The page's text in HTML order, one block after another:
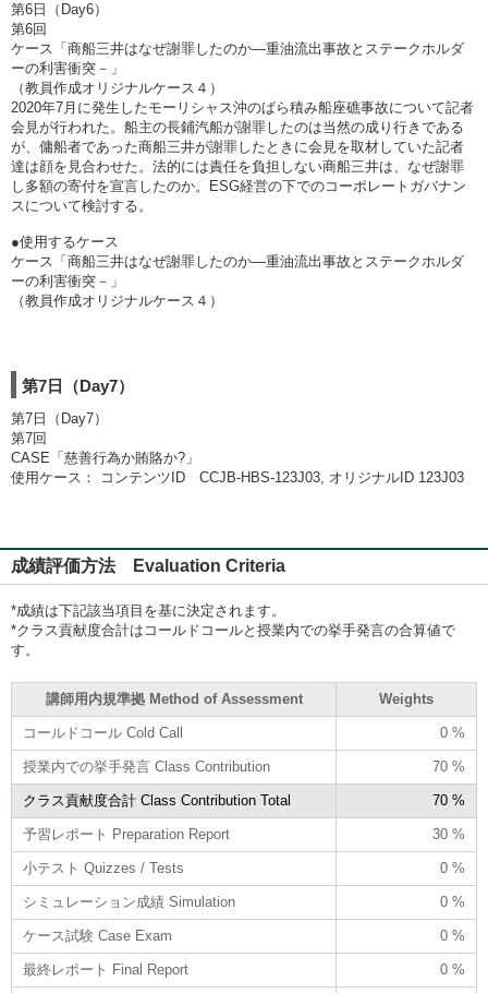
第6日（Day6）
第6回
ケース「商船三井はなぜ謝罪したのか―重油流出事故とステークホルダ
ーの利害衝突－」
（教員作成オリジナルケース４）
2020年7月に発生したモーリシャス沖のばら積み船座礁事故について記者
会見が行われた。船主の長鋪汽船が謝罪したのは当然の成り行きである
が、傭船者であった商船三井が謝罪したときに会見を取材していた記者
達は顔を見合わせた。法的には責任を負担しない商船三井は、なぜ謝罪
し多額の寄付を宣言したのか。ESG経営の下でのコーポレートガバナン
スについて検討する。
●使用するケース
ケース「商船三井はなぜ謝罪したのか―重油流出事故とステークホルダ
ーの利害衝突－」
（教員作成オリジナルケース４）
第7日（Day7）
第7日（Day7）
第7回
CASE「慈善行為か賄賂か?」
使用ケース： コンテンツID CCJB-HBS-123J03, オリジナルID 123J03
成績評価方法 Evaluation Criteria
*成績は下記該当項目を基に決定されます。
*クラス貢献度合計はコールドコールと授業内での挙手発言の合算値で
す。
講師用内規準拠 Method of Assessment Weights
コールドコール Cold Call 0 %
授業内での挙手発言 Class Contribution 70 %
クラス貢献度合計 Class Contribution Total 70 %
予習レポート Preparation Report 30 %
小テスト Quizzes / Tests 0 %
シミュレーション成績 Simulation 0 %
ケース試験 Case Exam 0 %
最終レポート Final Report 0 %